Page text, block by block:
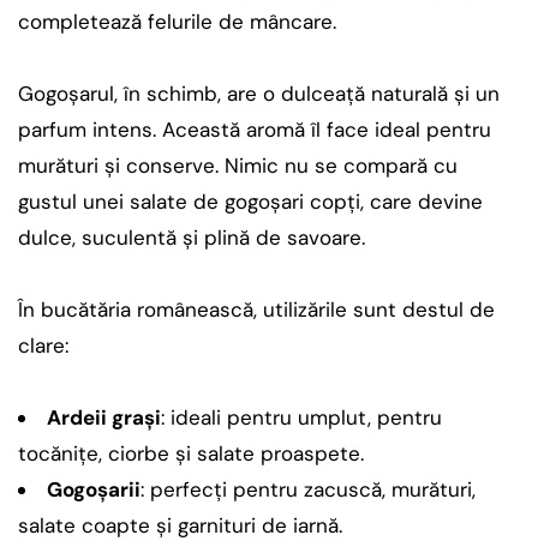
completează felurile de mâncare.
Gogoșarul, în schimb, are o dulceață naturală și un
parfum intens. Această aromă îl face ideal pentru
murături și conserve. Nimic nu se compară cu
gustul unei salate de gogoșari copți, care devine
dulce, suculentă și plină de savoare.
În bucătăria românească, utilizările sunt destul de
clare:
Ardeii grași: ideali pentru umplut, pentru
tocănițe, ciorbe și salate proaspete.
Gogoșarii: perfecți pentru zacuscă, murături,
salate coapte și garnituri de iarnă.